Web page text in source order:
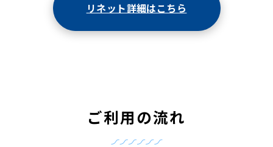
リネット詳細はこちら
ご利用の流れ